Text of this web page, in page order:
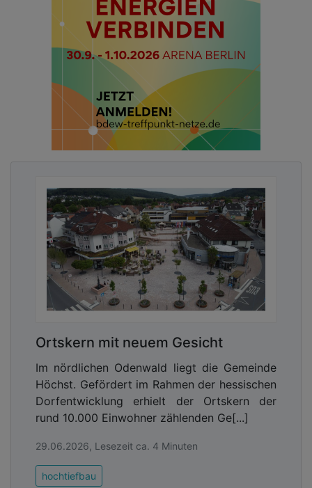
Ortskern mit neuem Gesicht
Im nördlichen Odenwald liegt die Gemeinde
Höchst. Gefördert im Rahmen der hessischen
Dorfentwicklung erhielt der Ortskern der
rund 10.000 Einwohner zählenden Ge[...]
29.06.2026, Lesezeit ca. 4 Minuten
hochtiefbau